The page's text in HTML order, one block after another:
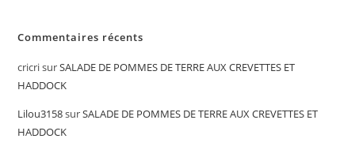
Commentaires récents
cricrisurSALADE DE POMMES DE TERRE AUX CREVETTES ET
HADDOCK
Lilou3158surSALADE DE POMMES DE TERRE AUX CREVETTES ET
HADDOCK